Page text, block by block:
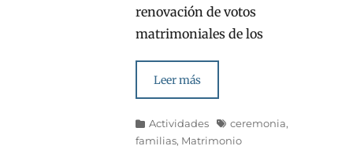
renovación de votos
matrimoniales de los
Leer más
Categorías
Actividades Etiquetas
ceremonia,
familias, Matrimonio